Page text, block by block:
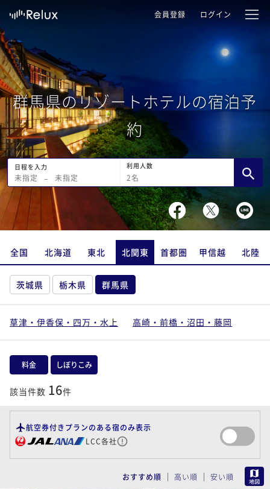
会員登録 ログイン
群馬県のリゾートホテルの宿泊予
約
日程を入力
未指定 − 未指定
利用人数
2名
全国 北海道 東北 北関東 首都圏 甲信越 北陸
茨城県 栃木県 群馬県
草津・伊香保・四万・水上 高崎・前橋・沼田・藤岡
料金 しぼりこみ
該当件数 16件
航空券付きプランのある宿のみ表示
LCC各社
おすすめ順 高い順 安い順